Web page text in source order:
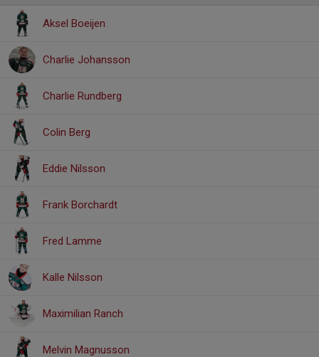
Aksel Boeijen
Charlie Johansson
Charlie Rundberg
Colin Berg
Eddie Nilsson
Frank Borchardt
Fred Lamme
Kalle Nilsson
Maximilian Ranch
Melvin Magnusson